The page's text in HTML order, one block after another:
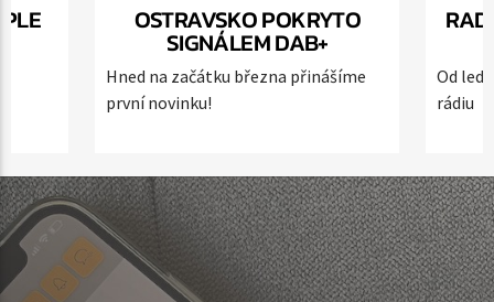
OSTRAVSKO POKRYTO
SIGNÁLEM DAB+
Hned na začátku března přinášíme
první novinku!
Od
rádiu